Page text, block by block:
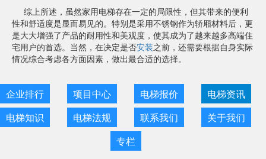
综上所述，虽然家用电梯存在一定的局限性，但其带来的便利
性和舒适度是显而易见的。特别是采用不锈钢作为轿厢材料后，更
是大大增强了产品的耐用性和美观度，使其成为了越来越多高端住
宅用户的首选。当然，在决定是否安装之前，还需要根据自身实际
情况综合考虑各方面因素，做出最合适的选择。
企业排行 项目中心 电梯报价
电梯资讯
电梯知识
电梯法规 联系我们
关于我们
专栏